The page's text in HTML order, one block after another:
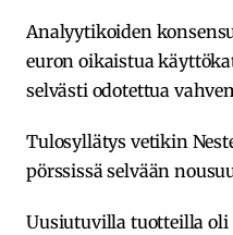
Analyytikoiden
euron oikaistua
selvästi odotettua
Tulosyllätys vetikin
pörssissä selvään
Uusiutuvilla tuotteilla oli